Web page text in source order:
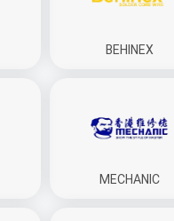
BEHINEX
MECHANIC